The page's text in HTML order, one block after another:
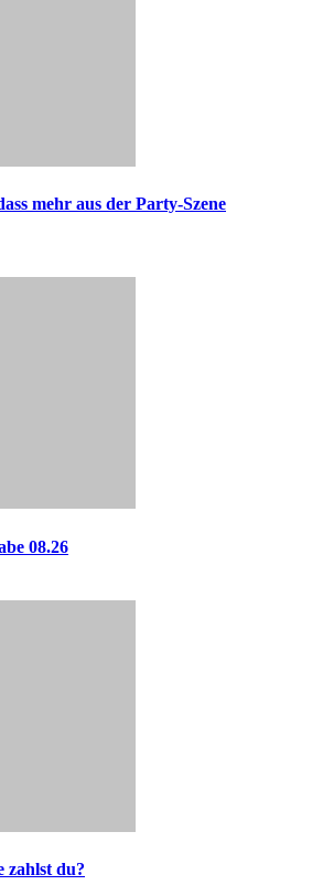
mehr aus der Party-Szene
08.26
zahlst du?